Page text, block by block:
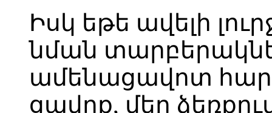
Իսկ եթե ավելի
նման
ամենացավոտ
ցավոք, մեր